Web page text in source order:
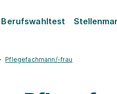
Berufswahltest
Pflegefachmann/-frau